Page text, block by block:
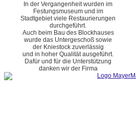
In der Vergangenheit wurden im
Festungsmuseum und im
Stadtgebiet viele Restaurierungen
durchgeführt.
Auch beim Bau des Blockhauses
wurde das Untergeschoß sowie
der Kniestock zuverlässig
und in hoher Qualität ausgeführt.
Dafür und für die Unterstützung
danken wir der Firma